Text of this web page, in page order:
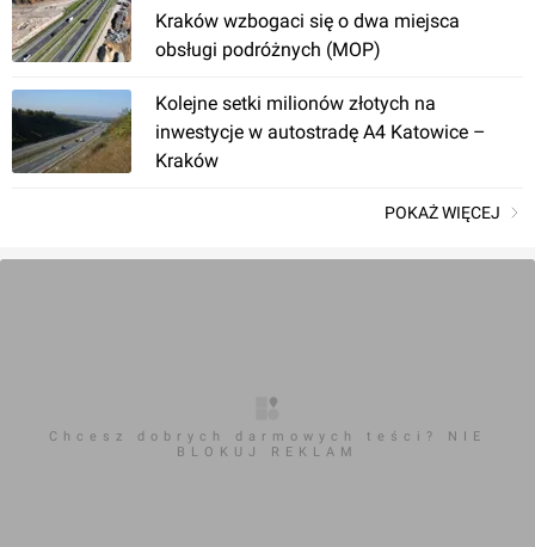
Kraków wzbogaci się o dwa miejsca
obsługi podróżnych (MOP)
Kolejne setki milionów złotych na
inwestycje w autostradę A4 Katowice –
Kraków
POKAŻ WIĘCEJ
Chcesz dobrych darmowych teści? NIE
BLOKUJ REKLAM